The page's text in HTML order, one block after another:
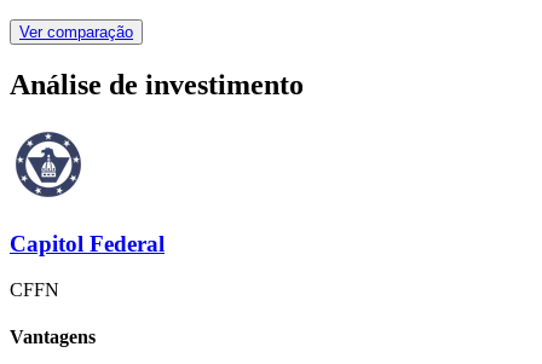
Ver comparação
Análise de investimento
Capitol Federal
CFFN
Vantagens